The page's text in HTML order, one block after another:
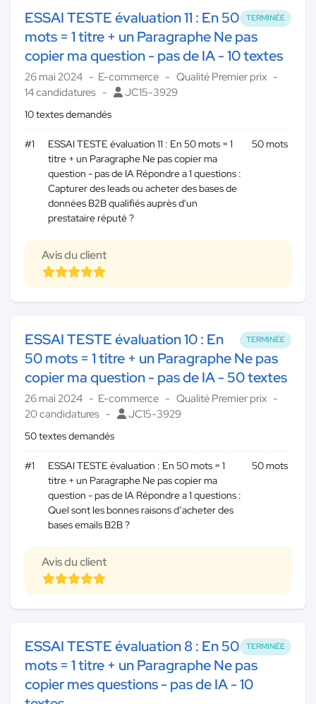
TERMINÉE
ESSAI TESTE évaluation 11 : En 50
mots = 1 titre + un Paragraphe Ne pas
copier ma question - pas de IA - 10 textes
26 mai 2024 E-commerce
Qualité Premier prix
14 candidatures
JC15-3929
10 textes demandés
#1
ESSAI TESTE évaluation 11 : En 50 mots = 1
titre + un Paragraphe Ne pas copier ma
question - pas de IA Répondre a 1 questions :
Capturer des leads ou acheter des bases de
données B2B qualifiés auprès d'un
prestataire réputé ?
50 mots
Avis du client
TERMINÉE
ESSAI TESTE évaluation 10 : En
50 mots = 1 titre + un Paragraphe Ne pas
copier ma question - pas de IA - 50 textes
26 mai 2024 E-commerce
Qualité Premier prix
20 candidatures
JC15-3929
50 textes demandés
#1
ESSAI TESTE évaluation : En 50 mots = 1
titre + un Paragraphe Ne pas copier ma
question - pas de IA Répondre a 1 questions :
Quel sont les bonnes raisons d’acheter des
bases emails B2B ?
50 mots
Avis du client
TERMINÉE
ESSAI TESTE évaluation 8 : En 50
mots = 1 titre + un Paragraphe Ne pas
copier mes questions - pas de IA - 10